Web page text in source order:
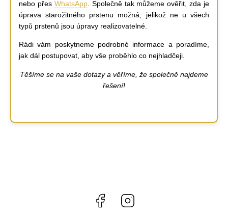
nebo přes WhatsApp. Společně tak můžeme ověřit, zda je
úprava starožitného prstenu možná, jelikož ne u všech
typů prstenů jsou úpravy realizovatelné.
Rádi vám poskytneme podrobné informace a poradíme,
jak dál postupovat, aby vše proběhlo co nejhladčeji.
Těšíme se na vaše dotazy a věříme, že společně najdeme
řešení!
Facebook